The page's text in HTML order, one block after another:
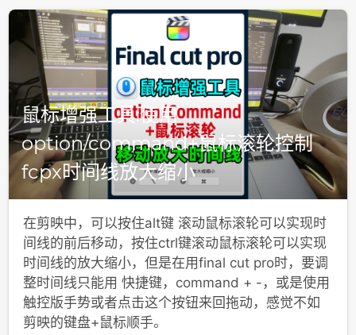
鼠标增强工具:使用
option/command+鼠标滚轮控制
fcpx时间线放大缩小
在剪映中，可以按住alt键 滚动鼠标滚轮可以实现时
间线的前后移动，按住ctrl键滚动鼠标滚轮可以实现
时间线的放大缩小，但是在用final cut pro时，要调
整时间线只能用 快捷键，command + -，或是使用
触控版手势或者点击这个按钮来回拖动，感觉不如
剪映的键盘+鼠标顺手。